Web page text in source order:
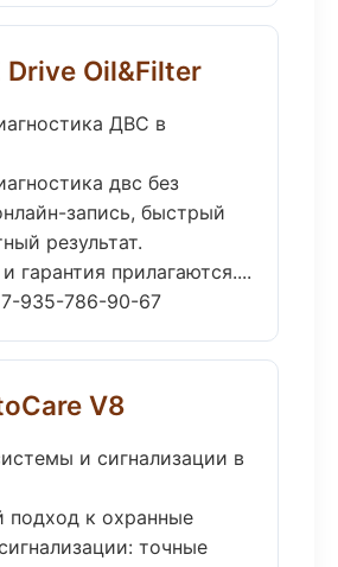
Drive Oil&Filter
ДВС в
двс без
запись, быстрый
результат.
гарантия прилагаются....
935-786-90-67
V8
и сигнализации в
подход к охранные
точные